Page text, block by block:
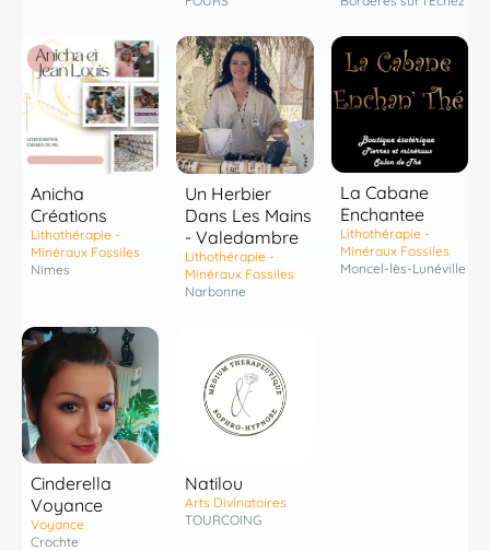
Anicha
Créations
Lithothérapie -
Minéraux Fossiles
Nimes
Un Herbier
Dans Les Mains
- Valedambre
Lithothérapie -
Minéraux Fossiles
Narbonne
La Cabane
Enchantee
Lithothérapie -
Minéraux Fossiles
Moncel-lès-Lunéville
Cinderella
Voyance
Voyance
Crochte
Natilou
Arts Divinatoires
TOURCOING